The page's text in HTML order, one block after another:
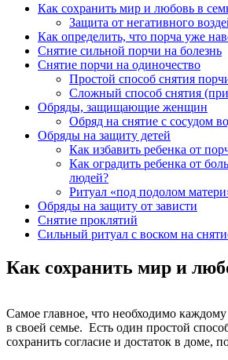
Как сохранить мир и любовь в
Защита от негативного
Как определить, что порча уже
Снятие сильной порчи на болезнь
Снятие порчи на одиночество
Простой способ снятия
Сложный способ снятия
Обряды, защищающие женщин
Обряд на снятие с сосудом
Обряды на защиту детей
Как избавить ребенка от
Как оградить ребенка от
людей?
Ритуал «под подолом
Обряды на защиту от зависти
Снятие проклятий
Сильный ритуал с воском на
Как сохранить мир и
Самое главное, что необходимо
в своей семье. Есть один простой
сохранить согласие и достаток в доме,